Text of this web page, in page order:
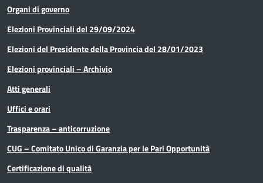
Organi di governo
Elezioni Provinciali del 29/09/2024
Elezioni del Presidente della Provincia del 28/01/2023
Elezioni provinciali – Archivio
Atti generali
Uffici e orari
Trasparenza – anticorruzione
CUG – Comitato Unico di Garanzia per le Pari Opportunità
Certificazione di qualità